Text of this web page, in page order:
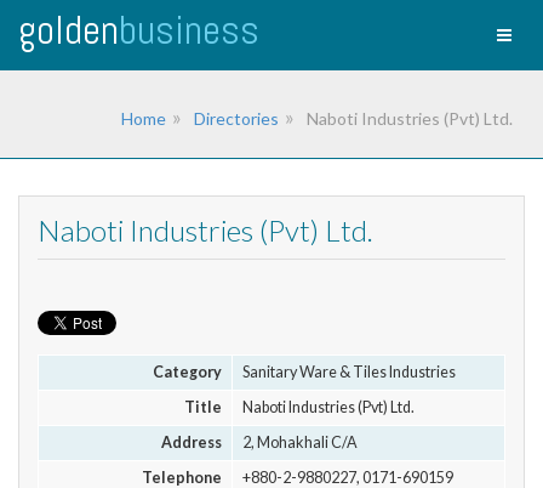
goldenbusiness
Home Directories Naboti Industries (Pvt) Ltd.
Naboti Industries (Pvt) Ltd.
Category
Sanitary Ware & Tiles Industries
Title
Naboti Industries (Pvt) Ltd.
Address
2, Mohakhali C/A
Telephone
+880-2-9880227, 0171-690159